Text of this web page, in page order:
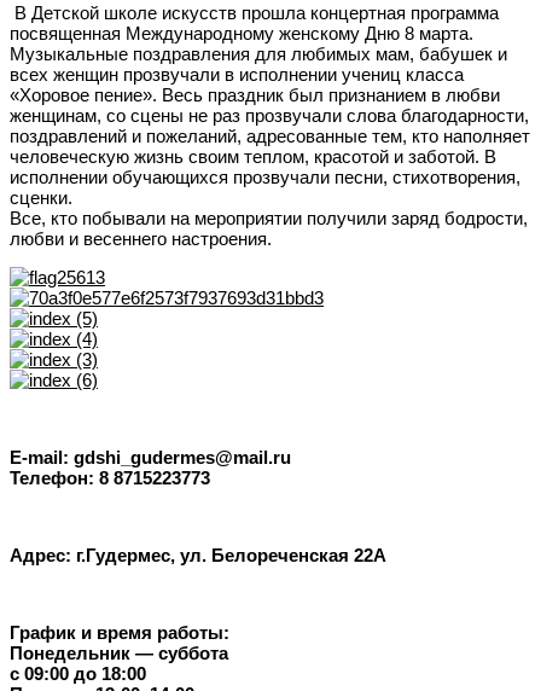
В Детской школе искусств прошла концертная программа
посвященная Международному женскому Дню 8 марта.
Музыкальные поздравления для любимых мам, бабушек и
всех женщин прозвучали в исполнении учениц класса
«Хоровое пение». Весь праздник был признанием в любви
женщинам, со сцены не раз прозвучали слова благодарности,
поздравлений и пожеланий, адресованные тем, кто наполняет
человеческую жизнь своим теплом, красотой и заботой. В
исполнении обучающихся прозвучали песни, стихотворения,
сценки.
Все, кто побывали на мероприятии получили заряд бодрости,
любви и весеннего настроения.
E-mail: gdshi_gudermes@mail.ru
Телефон: 8 8715223773
Адрес: г.Гудермес, ул. Белореченская 22А
График и время работы:
Понедельник — суббота
с 09:00 до 18:00